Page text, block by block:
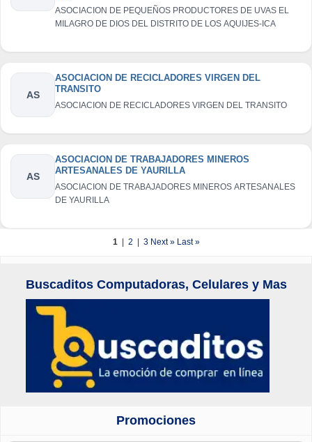
ASOCIACION DE PEQUEÑOS PRODUCTORES DE UVAS EL
MILAGRO DE DIOS DEL DISTRITO DE LOS AQUIJES-ICA
AS
ASOCIACION DE RECICLADORES VIRGEN DEL
TRANSITO
ASOCIACION DE RECICLADORES VIRGEN DEL TRANSITO
AS
ASOCIACION DE TRABAJADORES MINEROS
ARTESANALES DE YAURILLA
ASOCIACION DE TRABAJADORES MINEROS ARTESANALES
DE YAURILLA
1 | 2 | 3Next »Last »
Buscaditos Computadoras, Celulares y Mas
Promociones